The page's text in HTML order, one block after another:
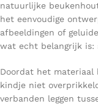
natuurlijke
het eenvoudige
afbeeldingen of
wat echt belangrijk is:
Doordat het materiaal
kindje niet
verbanden leggen